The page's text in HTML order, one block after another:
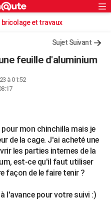
Rechercher
bricolage et travaux
Sujet Suivant
feuille d'aluminium
à 01:52
mon chinchilla mais je
de la cage. J'ai acheté une
les parties internes de la
est-ce qu'il faut utiliser
façon de le faire tenir ?
l'avance pour votre suivi :)